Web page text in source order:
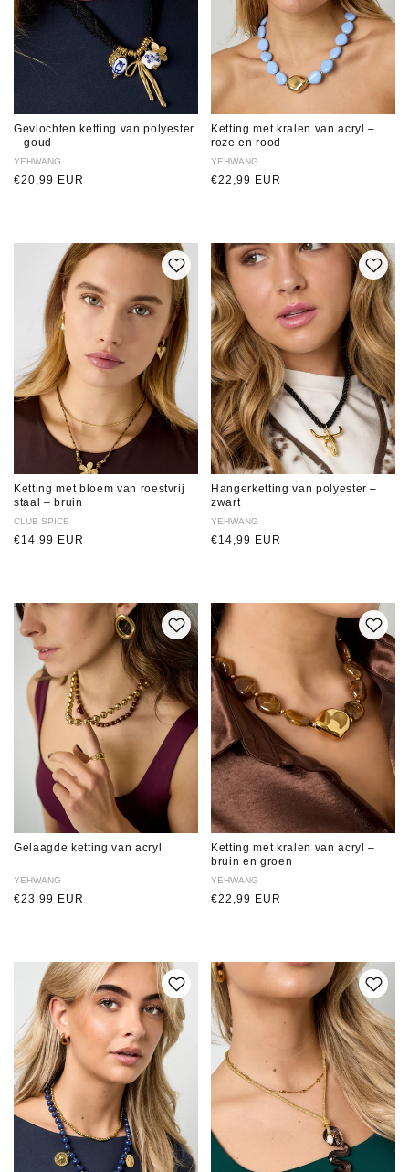
Gevlochten ketting van polyester
– goud
Verkoper:
YEHWANG
Normale
€20,99 EUR
Ketting met kralen van acryl –
roze en rood
Verkoper:
YEHWANG
Normale
€22,99 EUR
Ketting met bloem van roestvrij
staal – bruin
Verkoper:
CLUB SPICE
Normale
€14,99 EUR
Hangerketting van polyester –
zwart
Verkoper:
YEHWANG
Normale
€14,99 EUR
Gelaagde ketting van acryl
Verkoper:
YEHWANG
Normale
€23,99 EUR
Ketting met kralen van acryl –
bruin en groen
Verkoper:
YEHWANG
Normale
€22,99 EUR